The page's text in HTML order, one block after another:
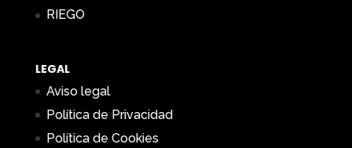
RIEGO
LEGAL
Aviso legal
Política de Privacidad
Política de Cookies